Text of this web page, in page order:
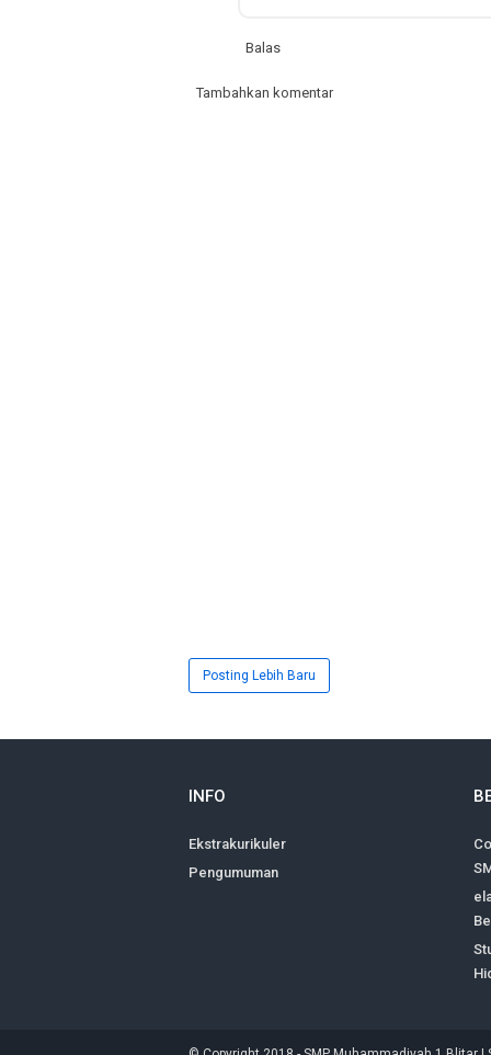
Balas
Tambahkan komentar
Posting Lebih Baru
INFO
Ekstrakurikuler
Pengumuman